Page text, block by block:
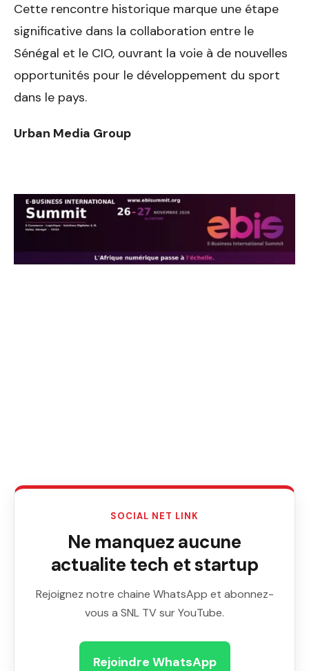
Cette rencontre historique marque une étape
significative dans la collaboration entre le
Sénégal et le CIO, ouvrant la voie à de nouvelles
opportunités pour le développement du sport
dans le pays.
Urban Media Group
SOCIAL NET LINK
Ne manquez aucune
actualite tech et startup
Rejoignez notre chaine WhatsApp et abonnez-
vous a SNL TV sur YouTube.
Rejoindre WhatsApp